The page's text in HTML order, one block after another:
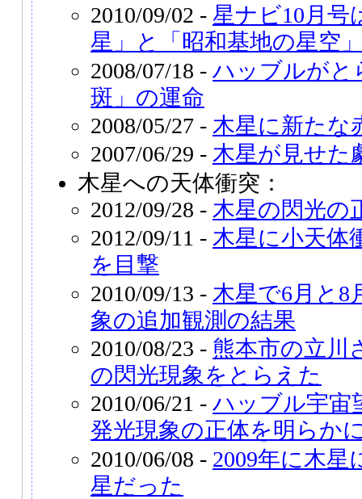
2010/09/02 - 星ナビ10月号
星」と「昭和基地の星空
2008/07/18 - ハッブルがと
斑」の運命
2008/05/27 - 木星に新たな
2007/06/29 - 木星が見せた
木星への天体衝突：
2012/09/28 - 木星の閃光の
2012/09/11 - 木星に小天体
を目撃
2010/09/13 - 木星で6月と8
象の追加観測の結果
2010/08/23 - 熊本市の立川
の閃光現象をとらえた
2010/06/21 - ハッブル宇宙
発光現象の正体を明らか
2010/06/08 - 2009年に木星
星だった